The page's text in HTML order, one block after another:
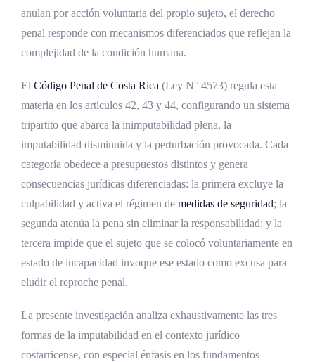
Fundamento constitucional costarricense
El núcleo normativo: artículos 42, 43 y 44 del
Código Penal
Régimen de medidas de seguridad en el
Código Penal
Procedimiento especial en el Código
Procesal Penal
Inimputabilidad en el derecho penal
costarricense
Concepto y fundamento normativo
Causas de inimputabilidad
Enfermedad mental como concepto
Trastornos psicóticos
Trastorno bipolar en fase maníaca o
anulan por acción voluntaria del propio sujeto, el derecho
penal responde con mecanismos diferenciados que reflejan la
complejidad de la condición humana.
El Código Penal de Costa Rica (Ley N° 4573) regula esta
materia en los artículos 42, 43 y 44, configurando un sistema
tripartito que abarca la inimputabilidad plena, la
imputabilidad disminuida y la perturbación provocada. Cada
categoría obedece a presupuestos distintos y genera
consecuencias jurídicas diferenciadas: la primera excluye la
culpabilidad y activa el régimen de medidas de seguridad; la
segunda atenúa la pena sin eliminar la responsabilidad; y la
tercera impide que el sujeto que se colocó voluntariamente en
estado de incapacidad invoque ese estado como excusa para
eludir el reproche penal.
La presente investigación analiza exhaustivamente las tres
formas de la imputabilidad en el contexto jurídico
costarricense, con especial énfasis en los fundamentos